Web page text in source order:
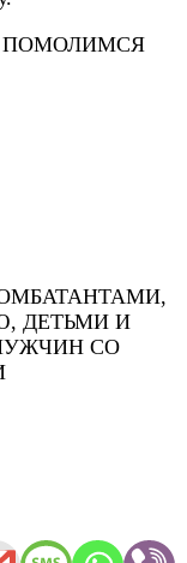
ПОМОЛИМСЯ
ДЕТЬМИ И
СО